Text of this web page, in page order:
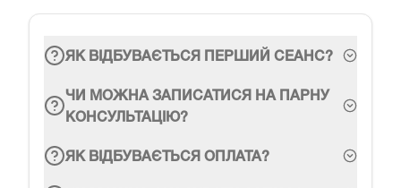
ЯК ВІДБУВАЄТЬСЯ ПЕРШИЙ СЕАНС?
ЧИ МОЖНА ЗАПИСАТИСЯ НА ПАРНУ
КОНСУЛЬТАЦІЮ?
ЯК ВІДБУВАЄТЬСЯ ОПЛАТА?